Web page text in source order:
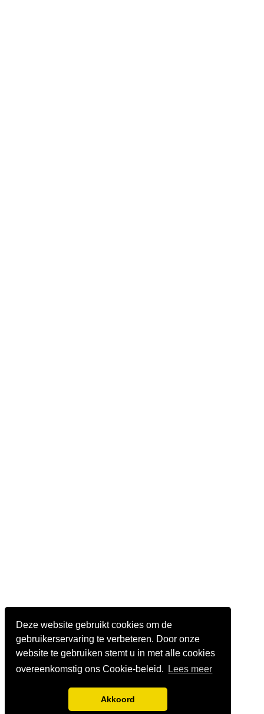
Deze website gebruikt cookies om de
gebruikerservaring te verbeteren. Door onze
website te gebruiken stemt u in met alle cookies
overeenkomstig ons Cookie-beleid.
Lees meer
Akkoord